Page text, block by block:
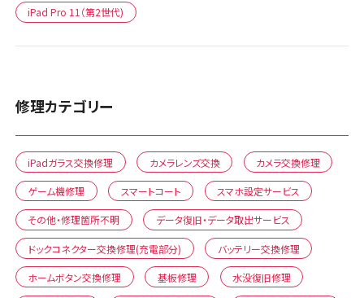
iPad Pro 11（第2世代)
修理カテゴリー
iPadガラス交換修理 カメラレンズ交換 カメラ交換修理
ゲーム機修理 スマートコート スマホ設定サービス
その他・修理箇所不明 データ復旧・データ取出サービス
ドックコネクター交換修理(充電部分) バッテリー交換修理
ホームボタン交換修理 基板修理 水没復旧修理